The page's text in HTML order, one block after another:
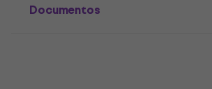
Documentos